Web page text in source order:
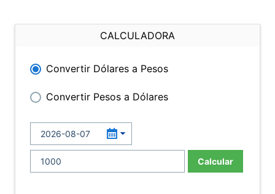
CALCULADORA
Convertir Dólares a Pesos
Convertir Pesos a Dólares
Calcular